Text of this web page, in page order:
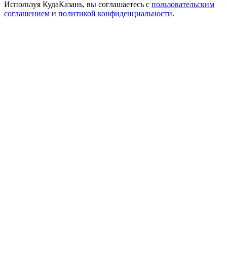
Используя КудаКазань, вы соглашаетесь с пользовательским
соглашением и политикой конфиденциальности.